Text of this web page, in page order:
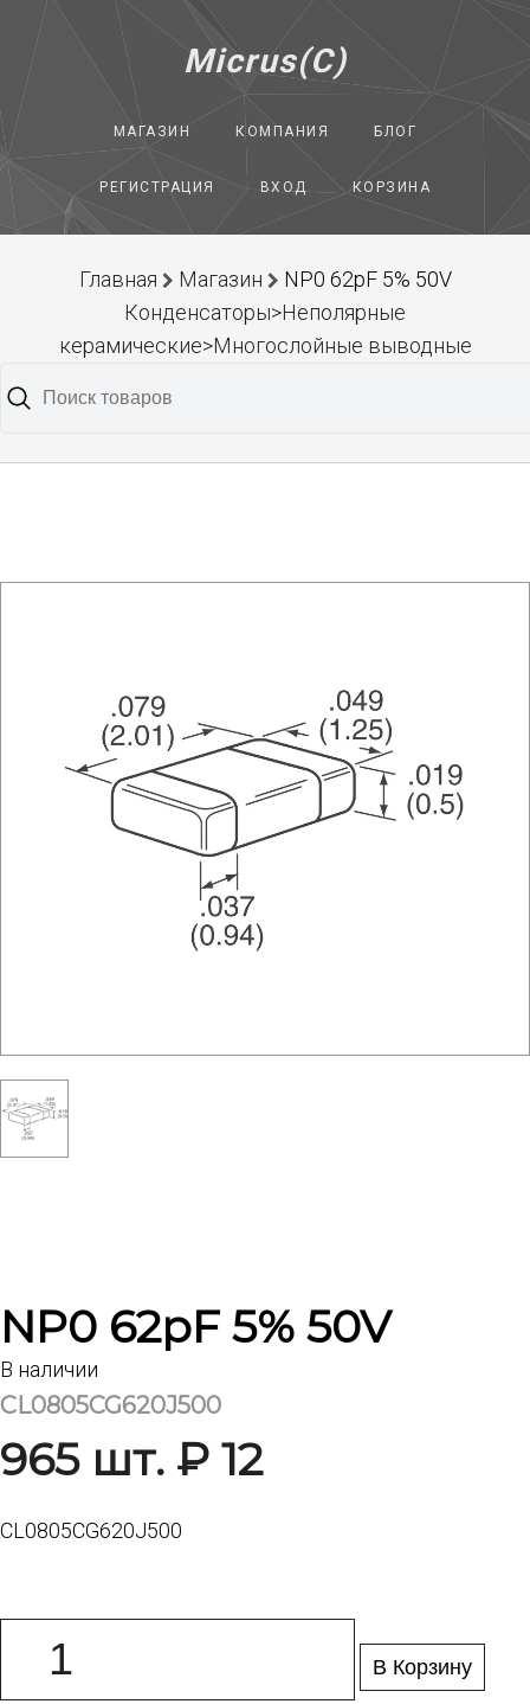
Micrus(C)
МАГАЗИН КОМПАНИЯ БЛОГ
РЕГИСТРАЦИЯ ВХОД КОРЗИНА
Главная Магазин
NP0 62pF 5% 50V
Конденсаторы>Неполярные
керамические>Многослойные выводные
NP0 62pF 5% 50V
В наличии
CL0805CG620J500
965 шт. ₽ 12
CL0805CG620J500
В Корзину